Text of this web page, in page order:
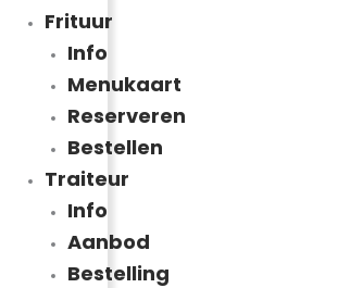
Frituur
Info
Menukaart
Reserveren
Bestellen
Traiteur
Info
Aanbod
Bestelling